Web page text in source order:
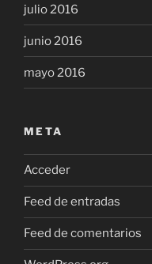
julio 2016
junio 2016
mayo 2016
META
Acceder
Feed de entradas
Feed de comentarios